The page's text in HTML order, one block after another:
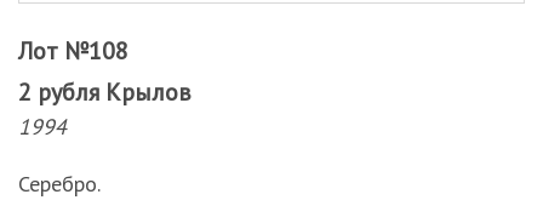
Лот №108
2 рубля Крылов
1994
Серебро.